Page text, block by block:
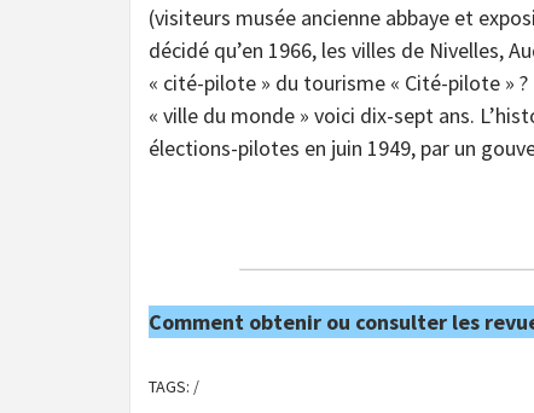
(visiteurs musée ancienne abbaye et
décidé qu’en 1966, les villes de Nivelles,
« cité-pilote » du tourisme « Cité-pilote »
« ville du monde » voici dix-sept ans.
élections-pilotes en juin 1949, par un
Comment obtenir ou consulter les
TAGS: /